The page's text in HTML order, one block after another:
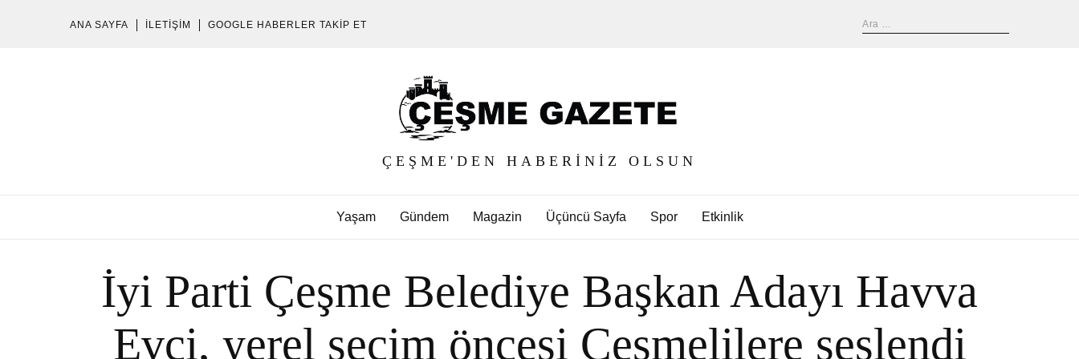
ANA SAYFA İLETIŞIM GOOGLE HABERLER TAKIP ET
ÇEŞME'DEN HABERINIZ OLSUN
Yaşam Gündem Magazin Üçüncü Sayfa Spor Etkinlik
İyi Parti Çeşme Belediye Başkan Adayı Havva
Evci, yerel seçim öncesi Çeşmelilere seslendi